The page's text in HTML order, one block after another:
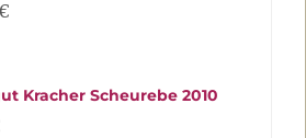
Kracher Scheurebe 2010